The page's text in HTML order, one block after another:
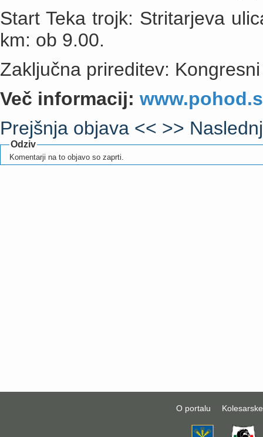
Start Teka trojk: Stritarjeva
km: ob 9.00.
Zaključna prireditev:
Več informacij:
Prejšnja objava << >>
Odziv
Komentarji na to objavo so zaprti.
O portalu